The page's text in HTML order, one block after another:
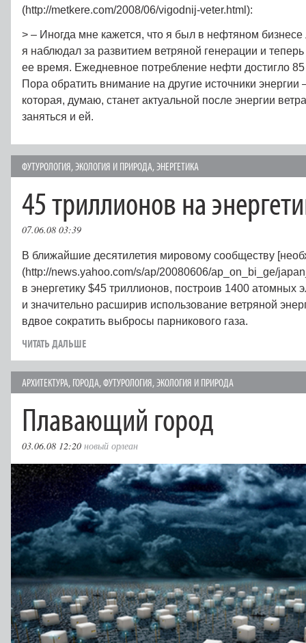
(http://metkere.com/2008/06/vigodnij-veter.html):
> – Иногда мне кажется, что я был в нефтяном
я наблюдал за развитием ветряной генерации и
ее время. Ежедневное потребление нефти достигло
Пора обратить внимание на другие источники энергии
которая, думаю, станет актуальной после энергии
заняться и ей.
ФУТУРОЛОГИЯ,ЭКОЛОГИЯ И ПРИРОДА,ЭНЕРГЕТИКА
45 триллионов на
07.06.08 03:39
В ближайшие десятилетия мировому сообществу
(http://news.yahoo.com/s/ap/20080606/ap_on_bi_ge/
в энергетику $45 триллионов, построив 1400 атомных
и значительно расширив использование ветряной
вдвое сократить выбросы парникового газа.
ЧИТАТЬ ДАЛЬШЕ
АРХИТЕКТУРА, ГОРОДА,ФУТУРОЛОГИЯ,ЭКОЛОГИЯ И ПРИРОДА
Плавающий город
03.06.08 12:20 новый орлеан